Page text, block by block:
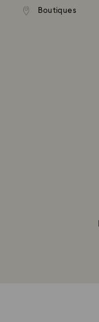
Accesskeys list
Boutiques